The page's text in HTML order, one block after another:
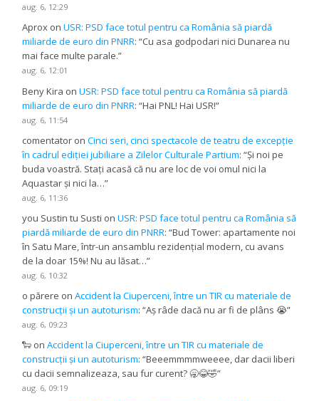
aug. 6, 12:29
Aprox onUSR: PSD face totul pentru ca România să piardă
miliarde de euro din PNRR: “Cu asa godpodari nici Dunarea nu
mai face multe parale.”
aug. 6, 12:01
Beny Kira onUSR: PSD face totul pentru ca România să piardă
miliarde de euro din PNRR: “Hai PNL! Hai USR!”
aug. 6, 11:54
comentator onCinci seri, cinci spectacole de teatru de excepție
în cadrul ediției jubiliare a Zilelor Culturale Partium: “Și noi pe
buda voastră. Stați acasă că nu are loc de voi omul nici la
Aquastar și nici la…”
aug. 6, 11:36
you Sustin tu Susti onUSR: PSD face totul pentru ca România să
piardă miliarde de euro din PNRR: “Bud Tower: apartamente noi
în Satu Mare, într-un ansamblu rezidențial modern, cu avans
de la doar 15%! Nu au lăsat…”
aug. 6, 10:32
o părere onAccident la Ciuperceni, între un TIR cu materiale de
construcții și un autoturism: “Aș râde dacă nu ar fi de plâns 😭”
aug. 6, 09:23
🐑 onAccident la Ciuperceni, între un TIR cu materiale de
construcții și un autoturism: “Beeemmmmweeee, dar dacii liberi
cu dacii semnalizeaza, sau fur curent? 🥱😂🤣”
aug. 6, 09:19